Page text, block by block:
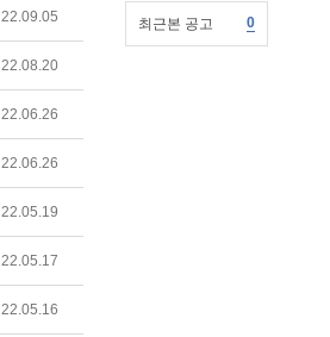
최근본 공고 0
22.09.05
22.08.20
22.06.26
22.06.26
22.05.19
22.05.17
22.05.16